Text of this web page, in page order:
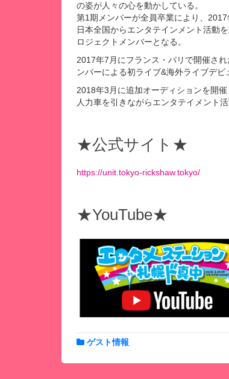
の姿が人々の心を動かしている。
第1期メンバーが全員卒業により、
日本全国からエンタテインメント活動
ロジェクトメンバーとなる。
2017年7月にフランス・パリで開催さ
ンバーによる初ライブ&海外ライブデビ
2018年3月に追加オーディションを開
人力車を引きながらエンタテイメント
★公式サイト★
https://unit.tokyo-rickshaw.tokyo/
★YouTube★
ゲスト情報